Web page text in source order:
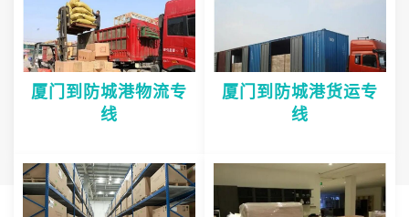
厦门到防城港物流专
线
厦门到防城港货运专
线